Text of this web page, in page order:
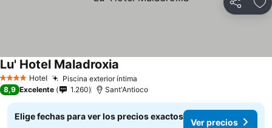
Compartir
4 EstrellasHotel Piscina exterior íntima
Lu' Hotel Maladroxia
8,9 Excelente 1.260 Sant'Antioco
Elige fechas para ver los precios exactos
Ver precios